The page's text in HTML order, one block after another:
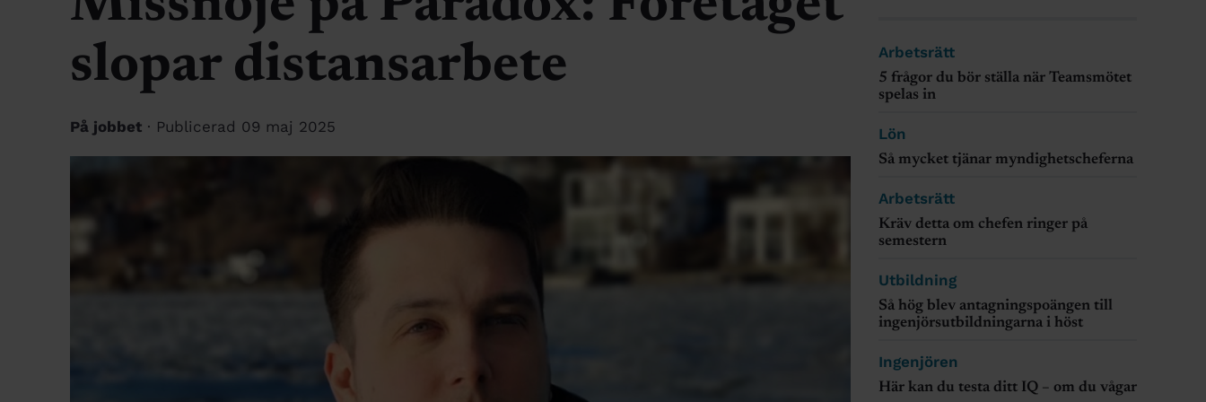
slopar distansarbete
På jobbet · Publicerad 09 maj 2025
Arbetsrätt
5 frågor du bör ställa när Teamsmötet
spelas in
Lön
Så mycket tjänar myndighetscheferna
Arbetsrätt
Kräv detta om chefen ringer på
semestern
Utbildning
Så hög blev antagningspoängen till
ingenjörsutbildningarna i höst
Ingenjören
Här kan du testa ditt IQ – om du vågar